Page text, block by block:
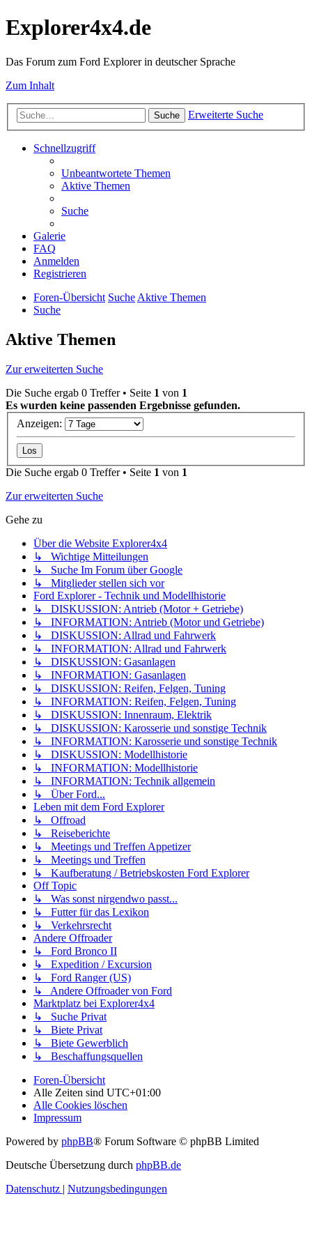
Explorer4x4.de
Das Forum zum Ford Explorer in deutscher Sprache
Zum Inhalt
Suche Erweiterte Suche
Schnellzugriff
Unbeantwortete Themen
Aktive Themen
Suche
Galerie
FAQ
Anmelden
Registrieren
Foren-Übersicht SucheAktive Themen
Suche
Aktive Themen
Zur erweiterten Suche
Die Suche ergab 0 Treffer • Seite 1 von 1
Es wurden keine passenden Ergebnisse gefunden.
Anzeigen:
Die Suche ergab 0 Treffer • Seite 1 von 1
Zur erweiterten Suche
Gehe zu
Über die Website Explorer4x4
↳ Wichtige Mitteilungen
↳ Suche Im Forum über Google
↳ Mitglieder stellen sich vor
Ford Explorer - Technik und Modellhistorie
↳ DISKUSSION: Antrieb (Motor + Getriebe)
↳ INFORMATION: Antrieb (Motor und Getriebe)
↳ DISKUSSION: Allrad und Fahrwerk
↳ INFORMATION: Allrad und Fahrwerk
↳ DISKUSSION: Gasanlagen
↳ INFORMATION: Gasanlagen
↳ DISKUSSION: Reifen, Felgen, Tuning
↳ INFORMATION: Reifen, Felgen, Tuning
↳ DISKUSSION: Innenraum, Elektrik
↳ DISKUSSION: Karosserie und sonstige Technik
↳ INFORMATION: Karosserie und sonstige Technik
↳ DISKUSSION: Modellhistorie
↳ INFORMATION: Modellhistorie
↳ INFORMATION: Technik allgemein
↳ Über Ford...
Leben mit dem Ford Explorer
↳ Offroad
↳ Reiseberichte
↳ Meetings und Treffen Appetizer
↳ Meetings und Treffen
↳ Kaufberatung / Betriebskosten Ford Explorer
Off Topic
↳ Was sonst nirgendwo passt...
↳ Futter für das Lexikon
↳ Verkehrsrecht
Andere Offroader
↳ Ford Bronco II
↳ Expedition / Excursion
↳ Ford Ranger (US)
↳ Andere Offroader von Ford
Marktplatz bei Explorer4x4
↳ Suche Privat
↳ Biete Privat
↳ Biete Gewerblich
↳ Beschaffungsquellen
Foren-Übersicht
Alle Zeiten sind UTC+01:00
Alle Cookies löschen
Impressum
Powered by phpBB® Forum Software © phpBB Limited
Deutsche Übersetzung durch phpBB.de
Datenschutz | Nutzungsbedingungen